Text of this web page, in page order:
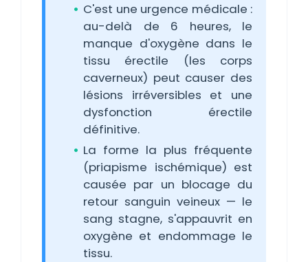
C'est une urgence médicale :
au-delà de 6 heures, le
manque d'oxygène dans le
tissu érectile (les corps
caverneux) peut causer des
lésions irréversibles et une
dysfonction érectile
définitive.
La forme la plus fréquente
(priapisme ischémique) est
causée par un blocage du
retour sanguin veineux — le
sang stagne, s'appauvrit en
oxygène et endommage le
tissu.